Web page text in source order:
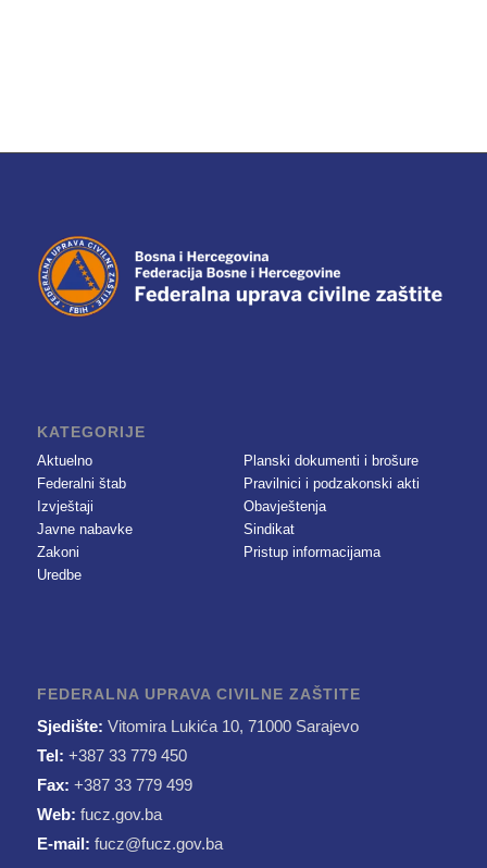
KATEGORIJE
Aktuelno
Federalni štab
Izvještaji
Javne nabavke
Zakoni
Uredbe
Planski dokumenti i brošure
Pravilnici i podzakonski akti
Obavještenja
Sindikat
Pristup informacijama
FEDERALNA UPRAVA CIVILNE ZAŠTITE
Sjedište: Vitomira Lukića 10, 71000 Sarajevo
Tel: +387 33 779 450
Fax: +387 33 779 499
Web: fucz.gov.ba
E-mail: fucz@fucz.gov.ba